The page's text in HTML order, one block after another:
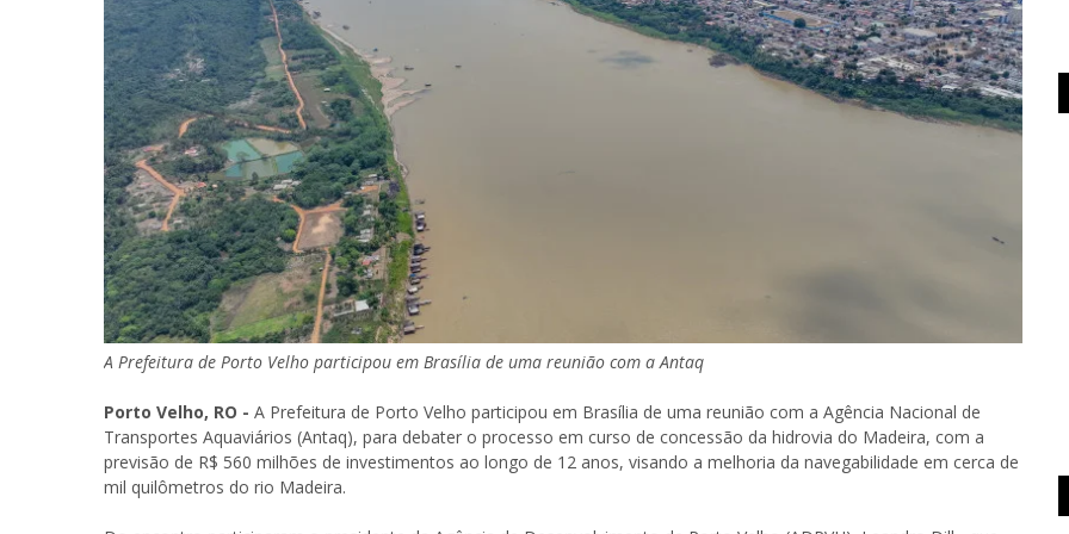
A Prefeitura de Porto Velho participou em Brasília de uma reunião com a Antaq
Porto Velho, RO - A Prefeitura de Porto Velho participou em Brasília de uma reunião com a Agência Nacional de
Transportes Aquaviários (Antaq), para debater o processo em curso de concessão da hidrovia do Madeira, com a
previsão de R$ 560 milhões de investimentos ao longo de 12 anos, visando a melhoria da navegabilidade em cerca de
mil quilômetros do rio Madeira.